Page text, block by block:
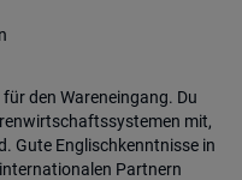
den Wareneingang. Du
mit,
Gute Englischkenntnisse in
Partnern